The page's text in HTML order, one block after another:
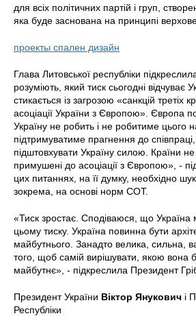
для всіх політичних партій і груп,
яка буде заснована на принципі
проекты спален дизайн
Глава Литовської республіки
розуміють, який тиск сьогодні відчуває
стикається із загрозою «санкцій третіх
асоціації України з Європою». Європа
Україну не робить і не робитиме цього
підтримуватиме прагнення до
підштовхувати Україну силою. Країни
примушені до асоціації з Європою», -
цих питаннях, на її думку, необхідно
зокрема, на основі норм СОТ.
«Тиск зростає. Сподіваюся, що Україна
цьому тиску. Україна повинна бути
майбутнього. Занадто велика, сильна,
того, щоб самій вирішувати, якою вона
майбутнє», - підкреслила Президент
Президент України Віктор Янукович і
Республіки